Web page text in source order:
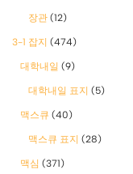
장관 (12)
3-1 잡지 (474)
대학내일 (9)
대학내일 표지 (5)
맥스큐 (40)
맥스큐 표지 (28)
맥심 (371)